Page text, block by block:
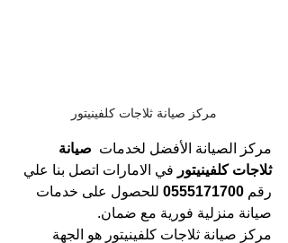
مركز صيانة ثلاجات كلفينيتور
مركز الصيانة الأفضل لخدمات صيانة
ثلاجات كلفينيتور في الامارات اتصل بنا علي
رقم 0555171700 للحصول على خدمات
صيانة منزلية فورية مع ضمان.
مركز صيانة ثلاجات كلفينيتور هو الجهة